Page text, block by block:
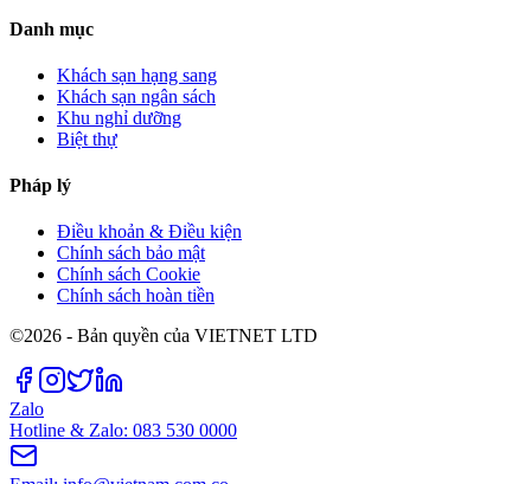
Danh mục
Khách sạn hạng sang
Khách sạn ngân sách
Khu nghỉ dưỡng
Biệt thự
Pháp lý
Điều khoản & Điều kiện
Chính sách bảo mật
Chính sách Cookie
Chính sách hoàn tiền
©2026 - Bản quyền của VIETNET LTD
Zalo
Hotline & Zalo: 083 530 0000